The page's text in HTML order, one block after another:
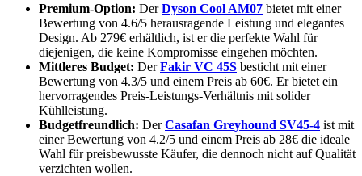
Premium-Option: DerDyson Cool AM07 bietet mit einer
Bewertung von 4.6/5 herausragende Leistung und elegantes
Design. Ab 279€ erhältlich, ist er die perfekte Wahl für
diejenigen, die keine Kompromisse eingehen möchten.
Mittleres Budget: DerFakir VC 45S besticht mit einer
Bewertung von 4.3/5 und einem Preis ab 60€. Er bietet ein
hervorragendes Preis-Leistungs-Verhältnis mit solider
Kühlleistung.
Budgetfreundlich: DerCasafan Greyhound SV45-4 ist mit
einer Bewertung von 4.2/5 und einem Preis ab 28€ die ideale
Wahl für preisbewusste Käufer, die dennoch nicht auf Qualität
verzichten wollen.